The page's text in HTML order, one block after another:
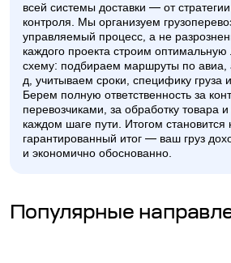
всей системы доставки — от
контроля. Мы организуем
управляемый процесс, а не
каждого проекта строим оптимальную
схему: подбираем маршруты по
д, учитываем сроки, специфику груза
Берем полную ответственность за
перевозчиками, за обработку товара
каждом шаге пути. Итогом становится
гарантированный итог — ваш груз
и экономично обоснованно.
Популярные